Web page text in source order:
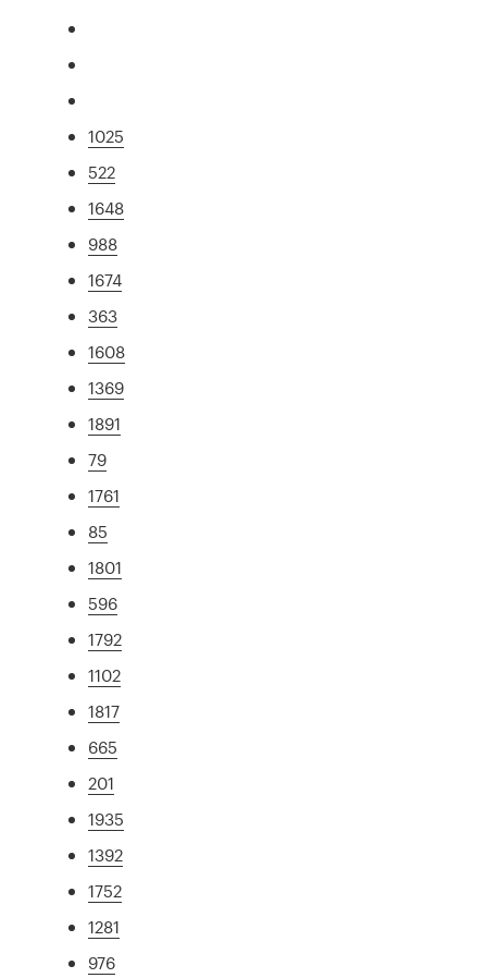
1025
522
1648
988
1674
363
1608
1369
1891
79
1761
85
1801
596
1792
1102
1817
665
201
1935
1392
1752
1281
976